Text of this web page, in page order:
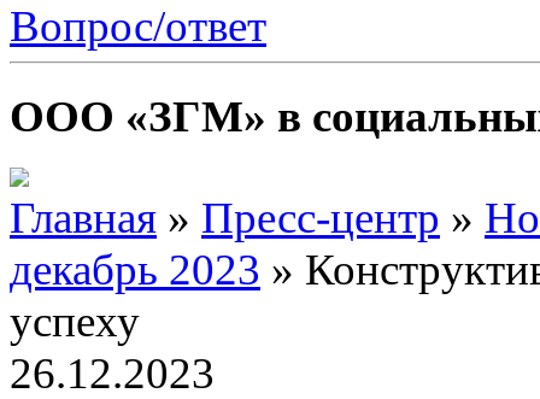
Вопрос/ответ
ООО «ЗГМ» в
Главная » Пресс-центр »
декабрь 2023 »
успеху
26.12.2023